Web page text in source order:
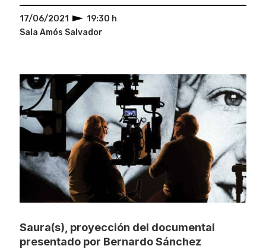
17/06/2021
19:30 h
Sala Amós Salvador
Saura(s), proyección del documental
presentado por Bernardo Sánchez